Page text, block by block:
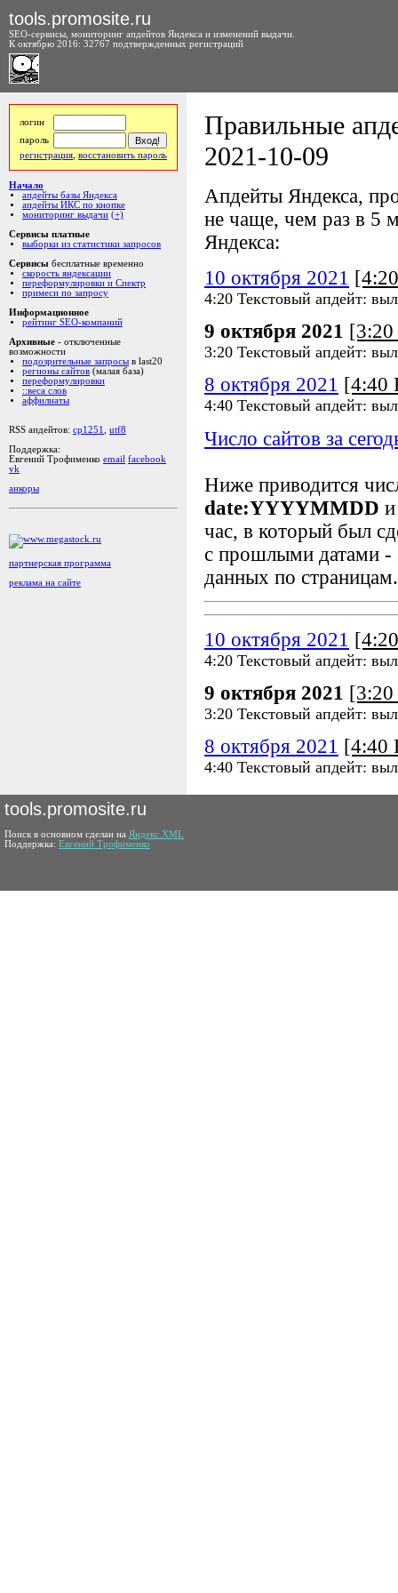
tools.promosite.ru
SEO-сервисы, мониторинг апдейтов Яндекса и изменений выдачи.
К октябрю 2016: 32767 подтвержденных регистраций
логин
пароль
регистрация восстановить пароль
Начало
апдейты базы Яндекса
апдейты ИКС по кнопке
мониторинг выдачи (+)
Сервисы платные
выборки из статистики запросов
Сервисы бесплатные временно
скорость яндексации
переформулировки и Спектр
примеси по запросу
Информационное
рейтинг SEO-компаний
Архивные - отключенные
возможности
подозрительные запросы в last20
регионы сайтов (малая база)
переформулировки
::веса слов
аффилиаты
RSS апдейтов: cp1251
utf8
Поддержка:
Евгений Трофименко email facebook
vk
анкоры
партнерская программа
реклама на сайте
Правильные
2021-10-09
Апдейты Яндекса,
не чаще, чем раз в 5
Яндекса:
10 октября 2021
4:20 Текстовый апдейт:
9 октября 2021
3:20 Текстовый апдейт:
8 октября 2021 [4:40
4:40 Текстовый апдейт:
Число сайтов за
Ниже приводится
date:YYYYMMDD
час, в который был
с прошлыми датами -
данных по страницам.
10 октября 2021
4:20 Текстовый апдейт:
9 октября 2021
3:20 Текстовый апдейт:
8 октября 2021 [4:40
4:40 Текстовый апдейт:
tools.promosite.ru
Поиск в основном сделан на Яндекс.XML
Поддержка: Евгений Трофименко